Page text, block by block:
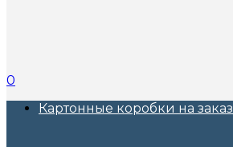
0
Картонные коробки на заказ